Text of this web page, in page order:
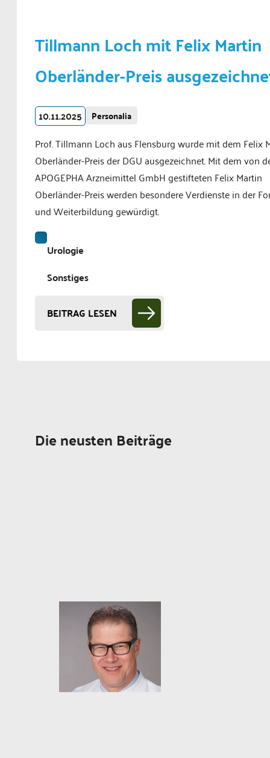
Tillmann Loch mit Felix Martin
Oberländer-Preis
10.11.2025 Personalia
Prof. Tillmann Loch aus Flensburg wurde mit dem Felix
Oberländer-Preis der DGU ausgezeichnet. Mit dem von
APOGEPHA Arzneimittel GmbH gestifteten Felix Martin
Oberländer-Preis werden besondere Verdienste in der
und Weiterbildung gewürdigt.
Urologie
Sonstiges
BEITRAG LESEN
Die neusten Beiträge